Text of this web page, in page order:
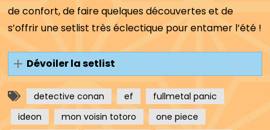
de confort, de faire quelques découvertes et de
s’offrir une setlist très éclectique pour entamer l’été !
Dévoiler la setlist
detective conan ef
fullmetal panic
ideon
mon voisin totoro
one piece